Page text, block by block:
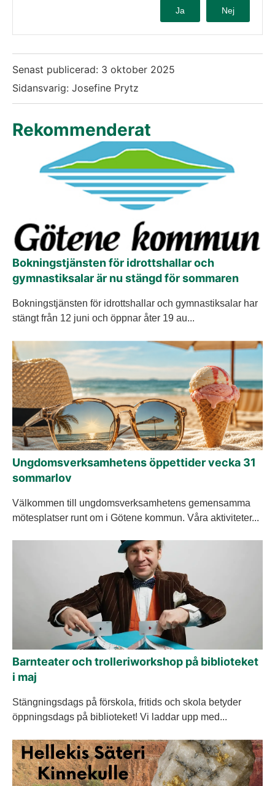
Ja Nej
Senast publicerad: 3 oktober 2025
Sidansvarig: Josefine Prytz
Rekommenderat
Bokningstjänsten för idrottshallar och
gymnastiksalar är nu stängd för sommaren
Bokningstjänsten för idrottshallar och gymnastiksalar har
stängt från 12 juni och öppnar åter 19 au...
Ungdomsverksamhetens öppettider vecka 31
sommarlov
Välkommen till ungdomsverksamhetens gemensamma
mötesplatser runt om i Götene kommun. Våra aktiviteter...
Barnteater och trolleriworkshop på biblioteket
i maj
Stängningsdags på förskola, fritids och skola betyder
öppningsdags på biblioteket! Vi laddar upp med...